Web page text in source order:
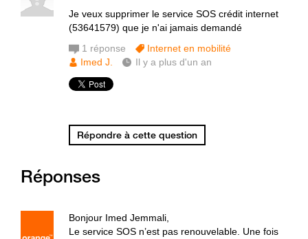
Je veux supprimer le service SOS crédit internet
(53641579) que je n'ai jamais demandé
1 réponse
Internet en mobilité
Imed J.
Il y a plus d'un an
Répondre à cette question
Réponses
Bonjour Imed Jemmali,
Le service SOS n’est pas renouvelable. Une fois